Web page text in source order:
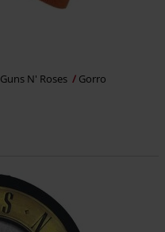
Guns N' Roses Gorro